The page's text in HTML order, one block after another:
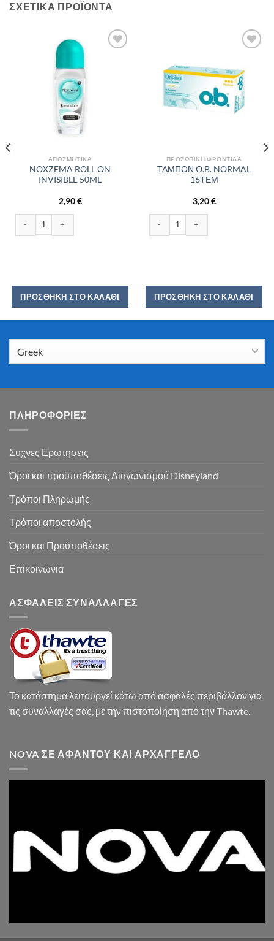
ΣΧΕΤΙΚΆ ΠΡΟΪΌΝΤΑ
ΑΠΟΣΜΗΤΙΚΆ
NOXZEMA ROLL ON
INVISIBLE 50ML
2,90€
ΠΡΟΣΘΉΚΗ ΣΤΟ ΚΑΛΆΘΙ
αγαπημένα
ΠΡΟΣΩΠΙΚΉ ΦΡΟΝΤΊΔΑ
ΤΑΜΠΟΝ O.B. NORMAL
16ΤΕΜ
3,20€
ΠΡΟΣΘΉΚΗ ΣΤΟ ΚΑΛΆΘΙ
ΠΛΗΡΟΦΟΡΙΕΣ
Συχνες Ερωτησεις
Όροι και προϋποθέσεις Διαγωνισμού Disneyland
Τρόποι Πληρωμής
Τρόποι αποστολής
Όροι και Προϋποθέσεις
Επικοινωνια
ΑΣΦΑΛΕΙΣ ΣΥΝΑΛΛΑΓΕΣ
Το κατάστημα λειτουργεί κάτω από ασφαλές περιβάλλον για
τις συναλλαγές σας, με την πιστοποίηση από την Thawte.
NOVA ΣΕ ΑΦΆΝΤΟΥ ΚΑΙ ΑΡΧΆΓΓΕΛΟ